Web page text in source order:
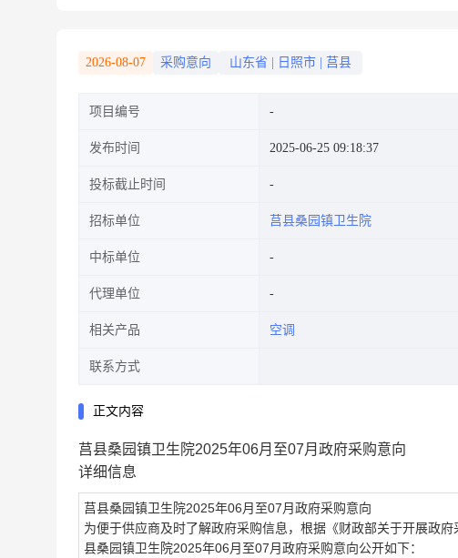
2026-08-07 采购意向 山东省 日照市 莒县
项目编号
发布时间 2025-06-25 09:18:37
投标截止时间
招标单位 莒县桑园镇卫生院
中标单位
代理单位
相关产品 空调
联系方式
正文内容
莒县桑园镇卫生院2025年06月至07月政府采购意向
详细信息
莒县桑园镇卫生院2025年06月至07月政府采购意向
为便于供应商及时了解政府采购信息，根据《财政部关于开展政
县桑园镇卫生院2025年06月至07月政府采购意向公开如下：